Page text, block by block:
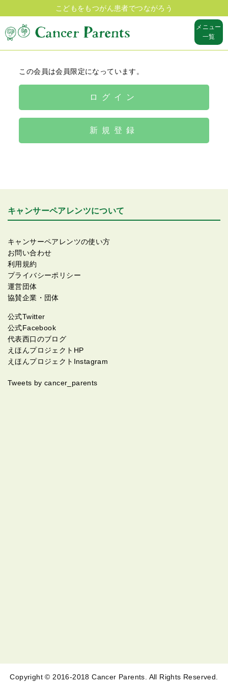
こどもをもつがん患者でつながろう
メニュー
一覧
この会員は会員限定になっています。
ログイン
新規登録
キャンサーペアレンツについて
キャンサーペアレンツの使い方
お問い合わせ
利用規約
プライバシーポリシー
運営団体
協賛企業・団体
公式Twitter
公式Facebook
代表西口のブログ
えほんプロジェクトHP
えほんプロジェクトInstagram
Tweets by cancer_parents
Copyright © 2016-2018 Cancer Parents. All Rights Reserved.